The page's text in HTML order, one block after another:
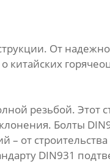
От
резьбой. Этот
Болты
– от
DIN931